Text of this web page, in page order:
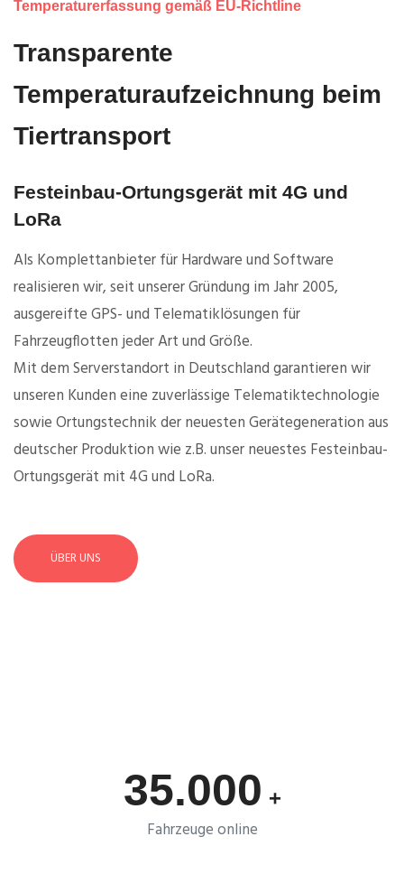
Temperaturerfassung gemäß EU-Richtline
Transparente
Temperaturaufzeichnung beim
Tiertransport
Festeinbau-Ortungsgerät mit 4G und
LoRa
Als Komplettanbieter für Hardware und Software
realisieren wir, seit unserer Gründung im Jahr 2005,
ausgereifte GPS- und Telematiklösungen für
Fahrzeugflotten jeder Art und Größe.
Mit dem Serverstandort in Deutschland garantieren wir
unseren Kunden eine zuverlässige Telematiktechnologie
sowie Ortungstechnik der neuesten Gerätegeneration aus
deutscher Produktion wie z.B. unser neuestes Festeinbau-
Ortungsgerät mit 4G und LoRa.
ÜBER UNS
35.000 +
Fahrzeuge online